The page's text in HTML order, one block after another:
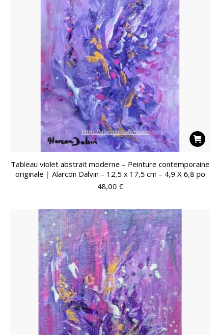
Tableau violet abstrait moderne – Peinture contemporaine
originale | Alarcon Dalvin – 12,5 x 17,5 cm – 4,9 X 6,8 po
48,00 €